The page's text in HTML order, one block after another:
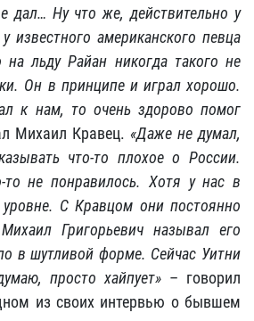
дал… Ну что же, действительно у
известного американского певца
льду Райан никогда такого не
Он в принципе и играл хорошо.
к нам, то очень здорово помог
Михаил Кравец. «Даже не думал,
что-то плохое о России.
не понравилось. Хотя у нас в
С Кравцом они постоянно
Григорьевич называл его
в шутливой форме. Сейчас Уитни
просто хайпует» – говорил
из своих интервью о бывшем